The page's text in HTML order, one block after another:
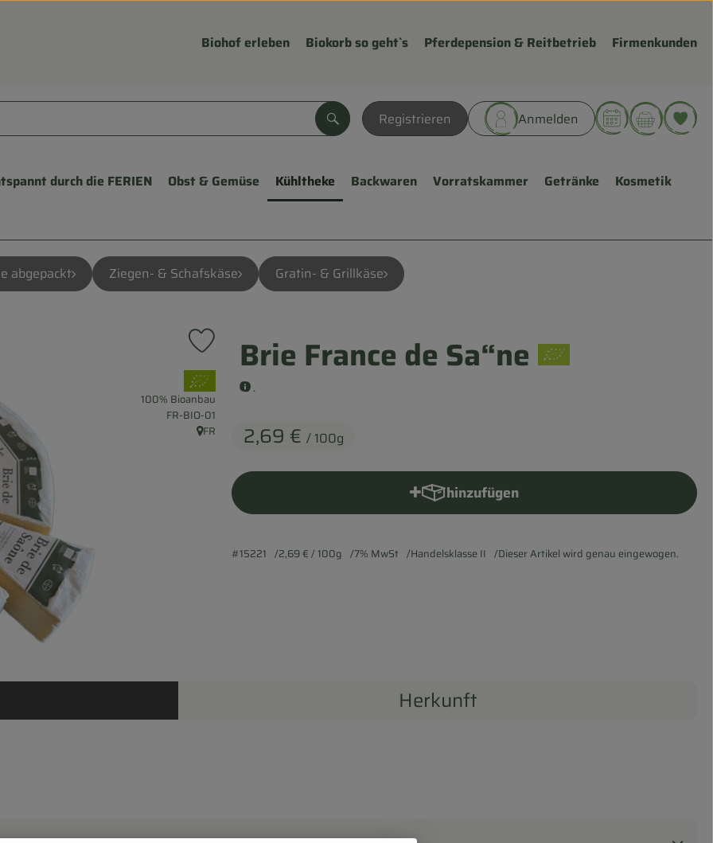
Biohof erleben Biokorb so geht`s Pferdepension & Reitbetrieb Firmenkunden
Registrieren Anmelden
Suchen
durch die FERIEN Obst & Gemüse Kühltheke Backwaren Vorratskammer Getränke Kosmetik
abgepackt Ziegen- & Schafskäse Gratin- & Grillkäse
Brie France de Sa“ne
.
2,69 € / 100g
Produkt zu Favouriten hinzufügen
, Verband:
100% Bioanbau
, Kontrollstelle:
FR-BIO-01
, Herkunft:
FR
hinzufügen
Produkt zum Warenkorb hinzufügen
#15221 2,69 €/ 100g 7% MwSt Handelsklasse II Dieser Artikel wird genau eingewogen.
Herkunft